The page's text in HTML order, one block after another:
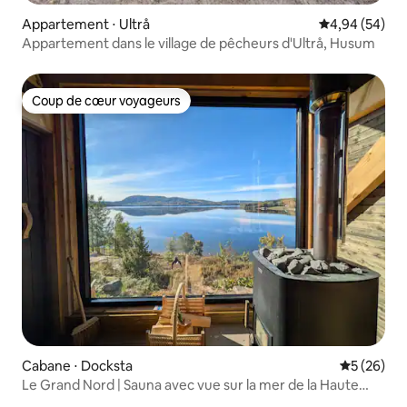
Appartement ⋅ Ultrå Évaluation
4,94 (54)
Appartement dans le village de pêcheurs d'Ultrå, Husum
Coup de cœur voyageurs
Coup de cœur voyageurs
Cabane ⋅ Docksta
5 (26)
Le Grand Nord | Sauna avec vue sur la mer de la Haute